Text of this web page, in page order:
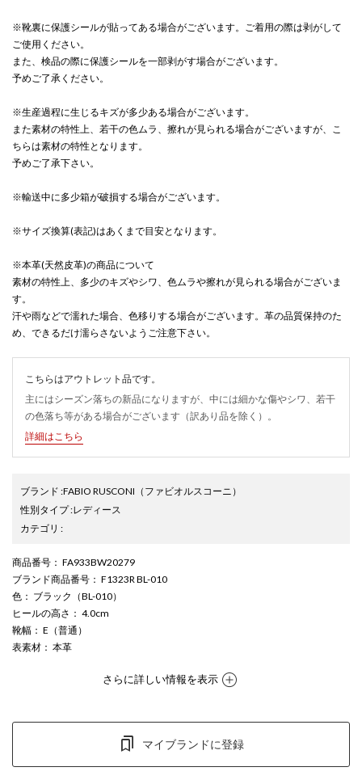
※靴裏に保護シールが貼ってある場合がございます。ご着用の際は剥がして
ご使用ください。
また、検品の際に保護シールを一部剥がす場合がございます。
予めご了承ください。
※生産過程に生じるキズが多少ある場合がございます。
また素材の特性上、若干の色ムラ、擦れが見られる場合がございますが、こ
ちらは素材の特性となります。
予めご了承下さい。
※輸送中に多少箱が破損する場合がございます。
※サイズ換算(表記)はあくまで目安となります。
※本革(天然皮革)の商品について
素材の特性上、多少のキズやシワ、色ムラや擦れが見られる場合がございま
す。
汗や雨などで濡れた場合、色移りする場合がございます。革の品質保持のた
め、できるだけ濡らさないようご注意下さい。
こちらはアウトレット品です。
主にはシーズン落ちの新品になりますが、中には細かな傷やシワ、若干
の色落ち等がある場合がございます（訳あり品を除く）。
詳細はこちら
ブランド :FABIO RUSCONI （ファビオルスコーニ）
性別タイプ:レディース
カテゴリ :
商品番号 ： FA933BW20279
ブランド商品番号 ： F1323R BL-010
色 ： ブラック（BL-010）
ヒールの高さ ： 4.0cm
靴幅 ： E（普通）
表素材 ： 本革
さらに詳しい情報を表示
マイブランドに登録